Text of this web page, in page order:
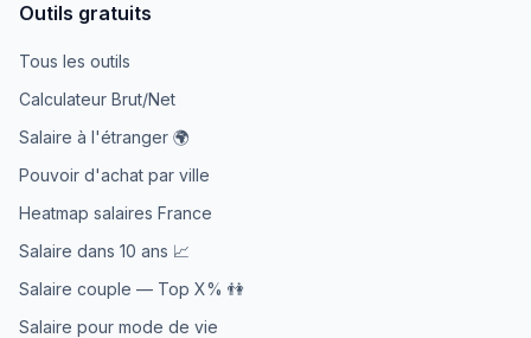
Outils gratuits
Tous les outils
Calculateur Brut/Net
Salaire à l'étranger 🌍
Pouvoir d'achat par ville
Heatmap salaires France
Salaire dans 10 ans 📈
Salaire couple — Top X% 👫
Salaire pour mode de vie